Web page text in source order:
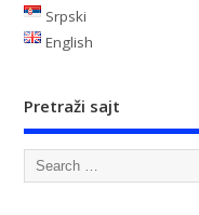
Srpski
English
Pretraži sajt